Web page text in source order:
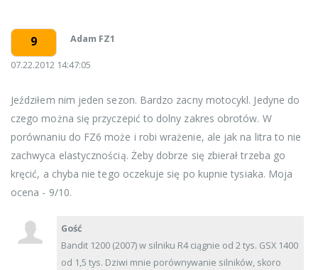
9 Adam FZ1
07.22.2012 14:47:05
Jeździłem nim jeden sezon. Bardzo zacny motocykl. Jedyne do
czego można się przyczepić to dolny zakres obrotów. W
porównaniu do FZ6 może i robi wrażenie, ale jak na litra to nie
zachwyca elastycznością. Żeby dobrze się zbierał trzeba go
kręcić, a chyba nie tego oczekuje się po kupnie tysiaka. Moja
ocena - 9/10.
Gość
Bandit 1200 (2007) w silniku R4 ciągnie od 2 tys. GSX 1400
od 1,5 tys. Dziwi mnie porównywanie silników, skoro